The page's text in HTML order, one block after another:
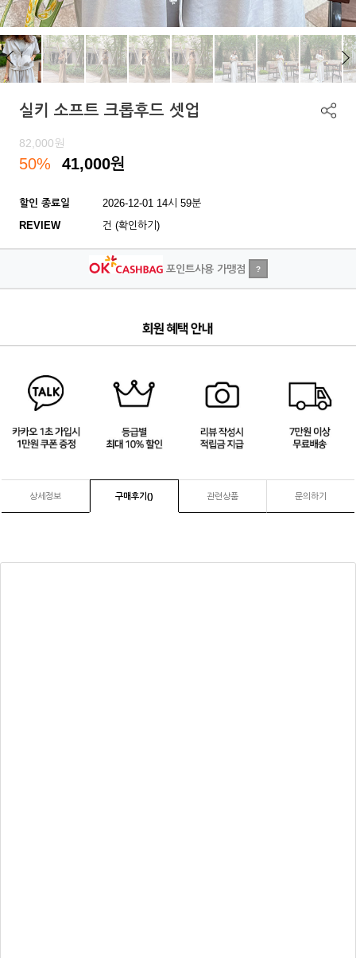
실키 소프트 크롭후드 셋업
82,000원
50% 41,000원
할인 종료일
2026-12-01 14시 59분
REVIEW
건 (확인하기)
포인트사용 가맹점 ?
상세정보 구매후기() 관련상품 문의하기